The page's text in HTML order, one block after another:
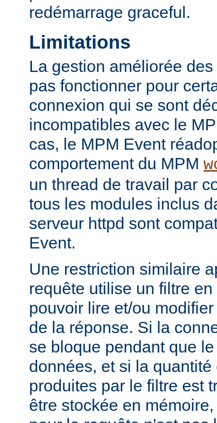
redémarrage graceful.
Limitations
La gestion améliorée
pas fonctionner pour
connexion qui se sont
incompatibles avec le
cas, le MPM Event
comportement du MPM
un thread de travail par
tous les modules inclus
serveur httpd sont
Event.
Une restriction similaire
requête utilise un filtre
pouvoir lire et/ou
de la réponse. Si la
se bloque pendant que
données, et si la
produites par le filtre est
être stockée en